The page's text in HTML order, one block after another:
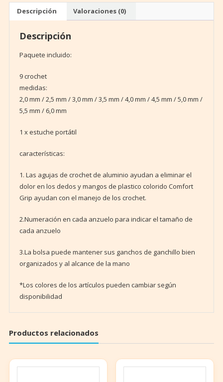
Lm012
Descripción Valoraciones (0)
Descripción
Paquete incluido:
9 crochet
medidas:
2,0 mm / 2,5 mm / 3,0 mm / 3,5 mm / 4,0 mm / 4,5 mm / 5,0 mm /
5,5 mm / 6,0 mm
1 x estuche portátil
características:
1. Las agujas de crochet de aluminio ayudan a eliminar el
dolor en los dedos y mangos de plastico colorido Comfort
Grip ayudan con el manejo de los crochet.
2.Numeración en cada anzuelo para indicar el tamaño de
cada anzuelo
3.La bolsa puede mantener sus ganchos de ganchillo bien
organizados y al alcance de la mano
*Los colores de los artículos pueden cambiar según
disponibilidad
Productos relacionados